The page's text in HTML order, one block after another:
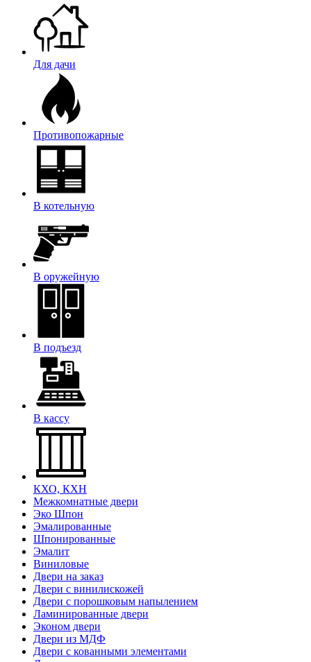
Для дачи
Противопожарные
В котельную
В оружейную
В подъезд
В кассу
КХО, КХН
Межкомнатные двери
Эко Шпон
Эмалированные
Шпонированные
Эмалит
Виниловые
Двери на заказ
Двери с винилискожей
Двери с порошковым напылением
Ламинированные двери
Эконом двери
Двери из МДФ
Двери с кованными элементами